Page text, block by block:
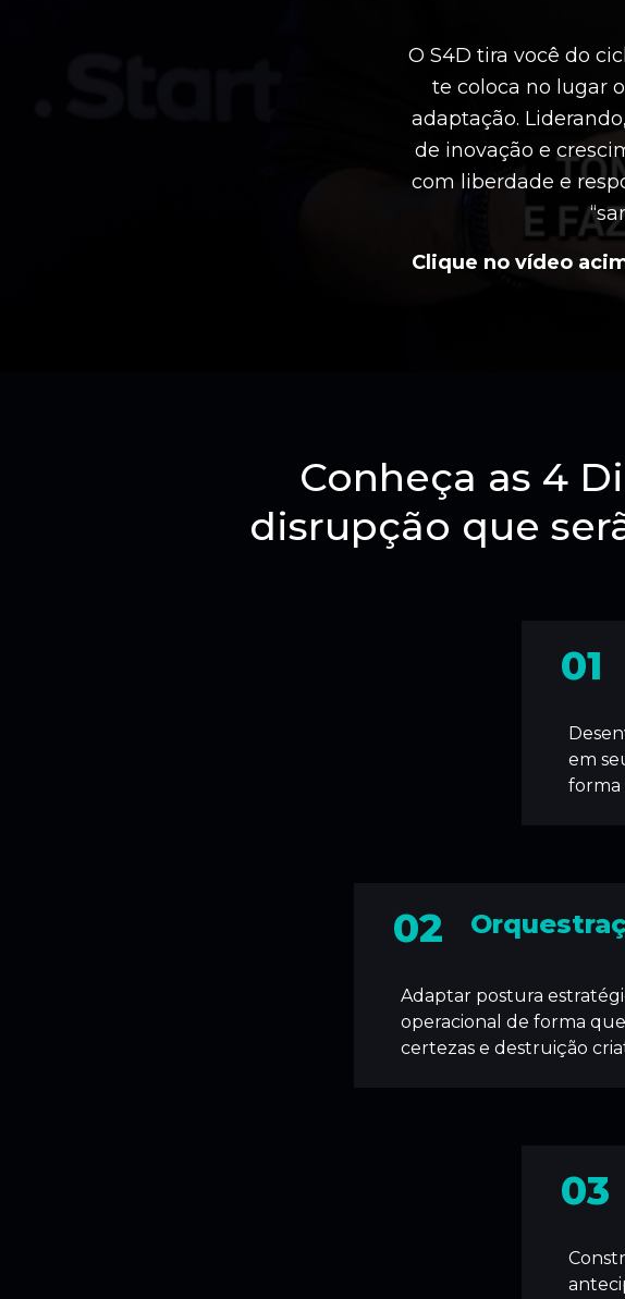
O S4D tira você do
te coloca no lugar
adaptação.
de inovação e
com liberdade e
Clique no vídeo
Conheça as 4
disrupção que
01
em
forma
02
Adaptar postura
operacional de forma
certezas e destruição
03